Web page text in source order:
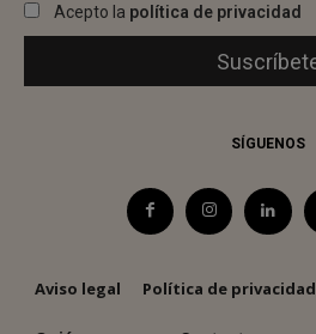
Acepto la política de privacidad
SÍGUENOS
Aviso legal Política de privacidad